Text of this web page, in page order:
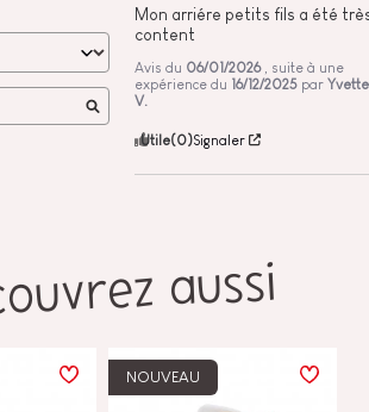
Mon arriére petits fils a été
content
Avis du 06/01/2026
, suite à une
expérience du 16/12/2025 par Yvette
V.
Utile(0)Signaler
aussi
NOUVEAU